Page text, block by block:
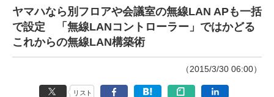
ヤマハなら別フロアや会議室の無線LAN APも一括
で設定 「無線LANコントローラー」ではかどる
これからの無線LAN構築術
（2015/3/30 06:00）
リスト